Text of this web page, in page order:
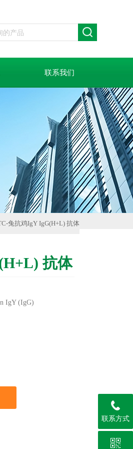
联系我们
兔抗鸡IgY IgG(H+L) 抗体
抗体
IgY (IgG)
联系方式